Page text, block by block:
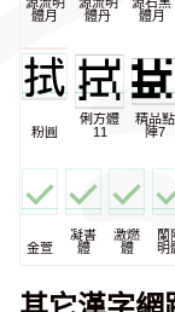
體月
體丹
體月
粉圓
俐方體
11
精品點
陣7
金萱
凝書
體
激燃
體
蘭
明